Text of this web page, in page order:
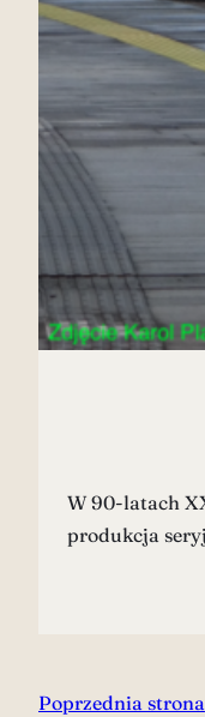
W 90-latach
produkcja
Poprzednia strona